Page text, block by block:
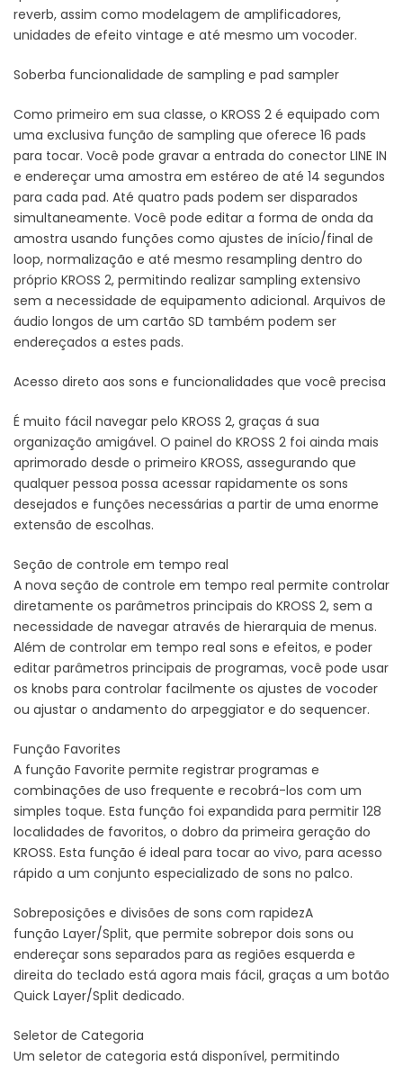
reverb, assim como modelagem de amplificadores,
unidades de efeito vintage e até mesmo um vocoder.
Soberba funcionalidade de sampling e pad sampler
Como primeiro em sua classe, o KROSS 2 é equipado com
uma exclusiva função de sampling que oferece 16 pads
para tocar. Você pode gravar a entrada do conector LINE IN
e endereçar uma amostra em estéreo de até 14 segundos
para cada pad. Até quatro pads podem ser disparados
simultaneamente. Você pode editar a forma de onda da
amostra usando funções como ajustes de início/final de
loop, normalização e até mesmo resampling dentro do
próprio KROSS 2, permitindo realizar sampling extensivo
sem a necessidade de equipamento adicional. Arquivos de
áudio longos de um cartão SD também podem ser
endereçados a estes pads.
Acesso direto aos sons e funcionalidades que você precisa
É muito fácil navegar pelo KROSS 2, graças á sua
organização amigável. O painel do KROSS 2 foi ainda mais
aprimorado desde o primeiro KROSS, assegurando que
qualquer pessoa possa acessar rapidamente os sons
desejados e funções necessárias a partir de uma enorme
extensão de escolhas.
Seção de controle em tempo real
A nova seção de controle em tempo real permite controlar
diretamente os parâmetros principais do KROSS 2, sem a
necessidade de navegar através de hierarquia de menus.
Além de controlar em tempo real sons e efeitos, e poder
editar parâmetros principais de programas, você pode usar
os knobs para controlar facilmente os ajustes de vocoder
ou ajustar o andamento do arpeggiator e do sequencer.
Função Favorites
A função Favorite permite registrar programas e
combinações de uso frequente e recobrá-los com um
simples toque. Esta função foi expandida para permitir 128
localidades de favoritos, o dobro da primeira geração do
KROSS. Esta função é ideal para tocar ao vivo, para acesso
rápido a um conjunto especializado de sons no palco.
Sobreposições e divisões de sons com rapidezA
função Layer/Split, que permite sobrepor dois sons ou
endereçar sons separados para as regiões esquerda e
direita do teclado está agora mais fácil, graças a um botão
Quick Layer/Split dedicado.
Seletor de Categoria
Um seletor de categoria está disponível, permitindo